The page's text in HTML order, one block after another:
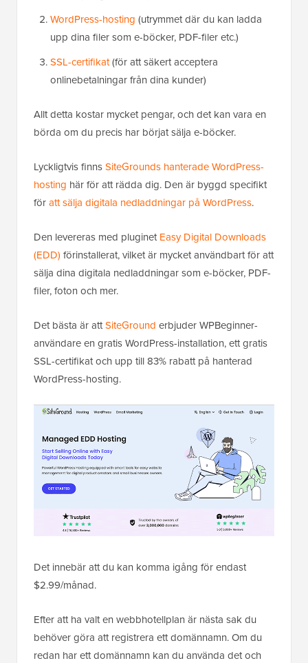
WordPress-hosting (utrymmet där du kan ladda
upp dina filer som e-böcker, PDF-filer etc.)
SSL-certifikat(för att säkert acceptera
onlinebetalningar från dina kunder)
Allt detta kostar mycket pengar, och det kan vara en
börda om du precis har börjat sälja e-böcker.
Lyckligtvis finnsSiteGrounds hanterade WordPress-
hosting här för att rädda dig. Den är byggd specifikt
föratt sälja digitala nedladdningar på WordPress.
Den levereras med pluginetEasy Digital Downloads
(EDD) förinstallerat, vilket är mycket användbart för att
sälja dina digitala nedladdningar som e-böcker, PDF-
filer, foton och mer.
Det bästa är attSiteGround erbjuder WPBeginner-
användare en gratis WordPress-installation, ett gratis
SSL-certifikat och upp till 83% rabatt på hanterad
WordPress-hosting.
Det innebär att du kan komma igång för endast
$2.99/månad.
Efter att ha valt en webbhotellplan är nästa sak du
behöver göra att registrera ett domännamn. Om du
redan har ett domännamn kan du använda det och